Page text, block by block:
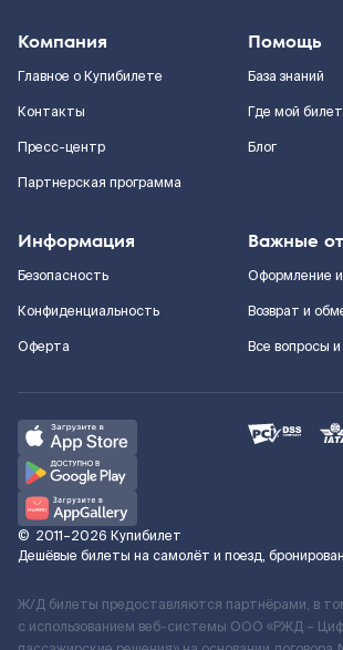
Компания
Главное о Купибилете
Контакты
Пресс-центр
Партнерская программа
Помощь
База знаний
Где мой билет
Блог
Информация
Безопасность
Конфиденциальность
Оферта
Важные
Оформление и
Возврат и
Все вопросы
© 2011–2026 Купибилет
Дешёвые билеты на самолёт и поезд,
Ж/Д билеты предоставляются партнёрами, в
с использованием веб-системы ООО «РЖД –